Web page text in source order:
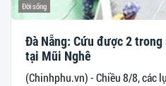
Đời sống
Đà Nẵng: Cứu được 2
tại Mũi Nghê
(Chinhphu.vn) - Chiều 8/8, các